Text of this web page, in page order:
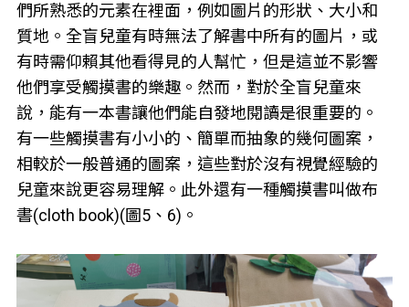
們所熟悉的元素在裡面，例如圖片的形狀、大小和
質地。全盲兒童有時無法了解書中所有的圖片，或
有時需仰賴其他看得見的人幫忙，但是這並不影響
他們享受觸摸書的樂趣。然而，對於全盲兒童來
說，能有一本書讓他們能自發地閱讀是很重要的。
有一些觸摸書有小小的、簡單而抽象的幾何圖案，
相較於一般普通的圖案，這些對於沒有視覺經驗的
兒童來說更容易理解。此外還有一種觸摸書叫做布
書(cloth book)(圖5、6)。